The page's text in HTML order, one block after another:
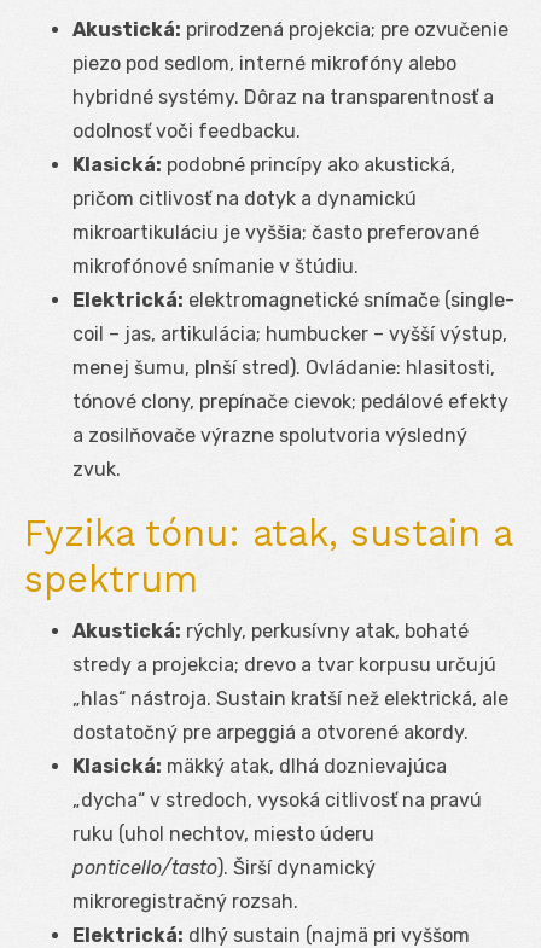
Akustická: prirodzená projekcia; pre ozvučenie
piezo pod sedlom, interné mikrofóny alebo
hybridné systémy. Dôraz na transparentnosť a
odolnosť voči feedbacku.
Klasická: podobné princípy ako akustická,
pričom citlivosť na dotyk a dynamickú
mikroartikuláciu je vyššia; často preferované
mikrofónové snímanie v štúdiu.
Elektrická: elektromagnetické snímače (single-
coil – jas, artikulácia; humbucker – vyšší výstup,
menej šumu, plnší stred). Ovládanie: hlasitosti,
tónové clony, prepínače cievok; pedálové efekty
a zosilňovače výrazne spolutvoria výsledný
zvuk.
Fyzika tónu: atak, sustain a
spektrum
Akustická: rýchly, perkusívny atak, bohaté
stredy a projekcia; drevo a tvar korpusu určujú
„hlas“ nástroja. Sustain kratší než elektrická, ale
dostatočný pre arpeggiá a otvorené akordy.
Klasická: mäkký atak, dlhá doznievajúca
„dycha“ v stredoch, vysoká citlivosť na pravú
ruku (uhol nechtov, miesto úderu
ponticello/tasto). Širší dynamický
mikroregistračný rozsah.
Elektrická: dlhý sustain (najmä pri vyššom